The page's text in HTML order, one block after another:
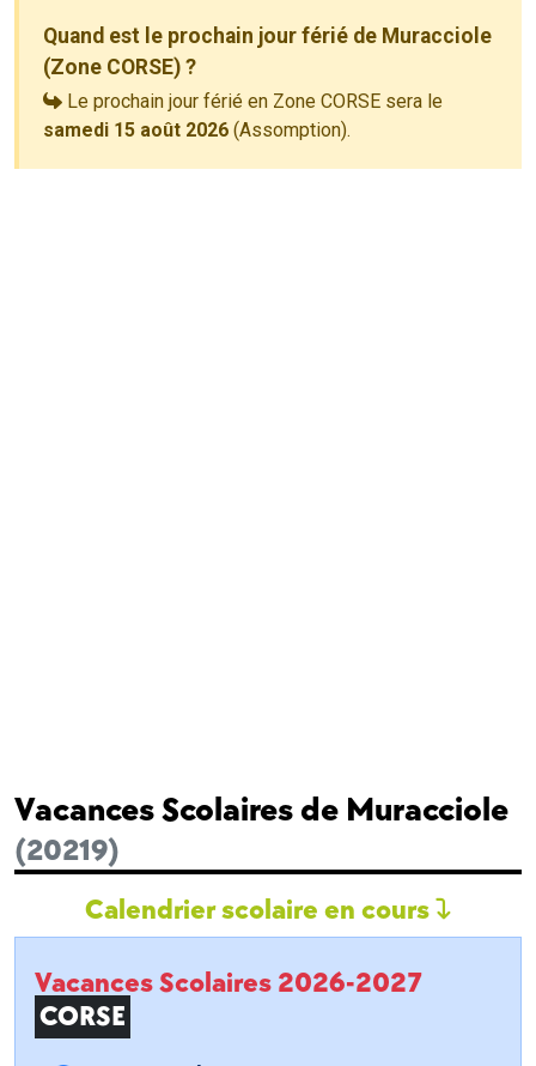
Quand est le prochain jour férié de Muracciole
(Zone CORSE) ?
Le prochain jour férié en Zone CORSE sera le
samedi 15 août 2026 (Assomption).
Vacances Scolaires de Muracciole
(20219)
Calendrier scolaire en cours
Vacances Scolaires 2026-2027
CORSE